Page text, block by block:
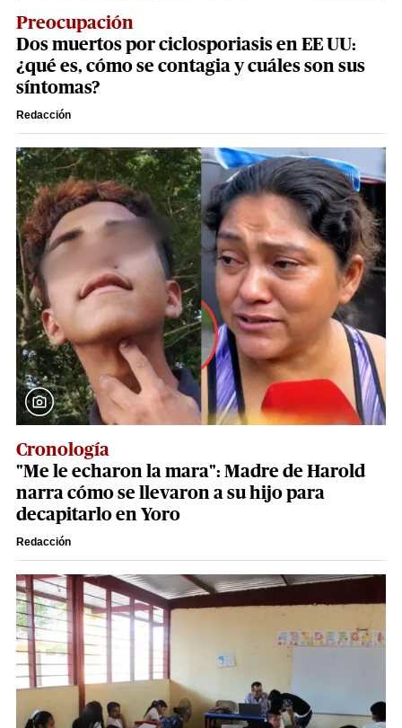
Preocupación
Dos muertos por ciclosporiasis en EE UU:
¿qué es, cómo se contagia y cuáles son sus
síntomas?
Redacción
Cronología
"Me le echaron la mara": Madre de Harold
narra cómo se llevaron a su hijo para
decapitarlo en Yoro
Redacción